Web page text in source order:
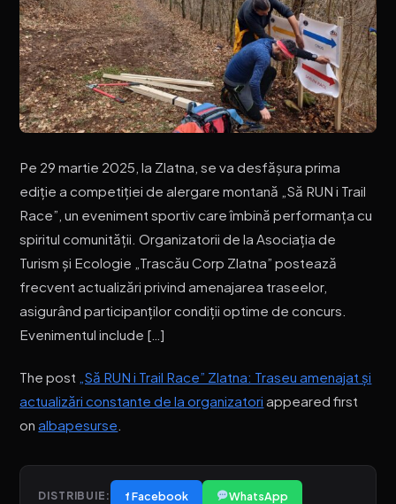
Pe 29 martie 2025, la Zlatna, se va desfășura prima
ediție a competiției de alergare montană „Să RUN i Trail
Race”, un eveniment sportiv care îmbină performanța cu
spiritul comunității. Organizatorii de la Asociația de
Turism și Ecologie „Trascău Corp Zlatna” postează
frecvent actualizări privind amenajarea traseelor,
asigurând participanților condiții optime de concurs.
Evenimentul include […]
The post „Să RUN i Trail Race” Zlatna: Traseu amenajat și
actualizări constante de la organizatori appeared first
onalbapesurse
DISTRIBUIE: f Facebook WhatsApp